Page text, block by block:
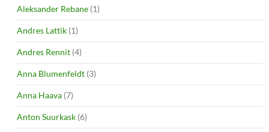
Aleksander Rebane (1)
Andres Lattik (1)
Andres Rennit (4)
Anna Blumenfeldt (3)
Anna Haava (7)
Anton Suurkask (6)